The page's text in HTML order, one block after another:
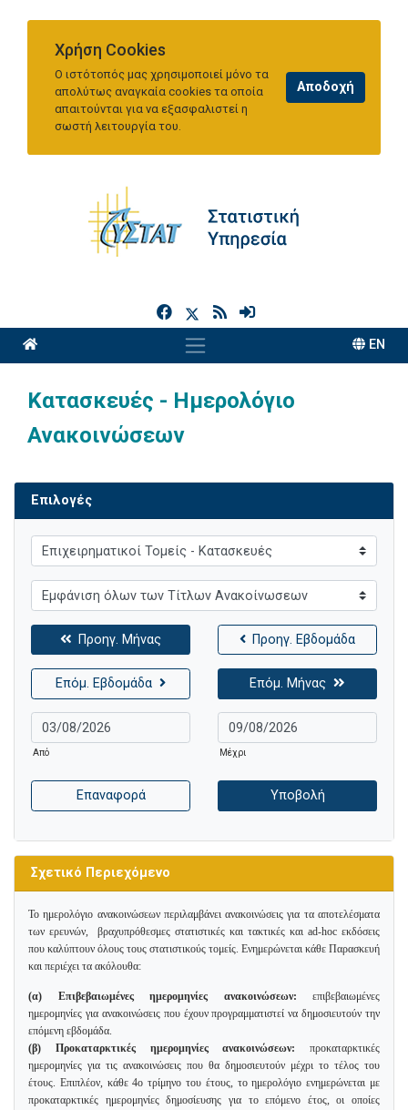
Χρήση Cookies
Ο ιστότοπός μας χρησιμοποιεί μόνο τα
απολύτως αναγκαία cookies τα οποία
απαιτούνται για να εξασφαλιστεί η
σωστή λειτουργία του.
h
EN
Κατασκευές - Ημερολόγιο
Ανακοινώσεων
Επιλογές
Προηγ. Μήνας Προηγ. Εβδομάδα
Επόμ. Εβδομάδα Επόμ. Μήνας
Από Μέχρι
Επαναφορά Υποβολή
Σχετικό Περιεχόμενο
Το ημερολόγιο ανακοινώσεων περιλαμβάνει ανακοινώσεις για τα αποτελέσματα
των ερευνών, βραχυπρόθεσμες στατιστικές και τακτικές και ad-hoc εκδόσεις
που καλύπτουν όλους τους στατιστικούς τομείς. Ενημερώνεται κάθε Παρασκευή
και περιέχει τα ακόλουθα:
(α) Επιβεβαιωμένες ημερομηνίες ανακοινώσεων: επιβεβαιωμένες
ημερομηνίες για ανακοινώσεις που έχουν προγραμματιστεί να δημοσιευτούν την
επόμενη εβδομάδα.
(β) Προκαταρκτικές ημερομηνίες ανακοινώσεων: προκαταρκτικές
ημερομηνίες για τις ανακοινώσεις που θα δημοσιευτούν μέχρι το τέλος του
έτους. Επιπλέον, κάθε 4ο τρίμηνο του έτους, το ημερολόγιο ενημερώνεται με
προκαταρκτικές ημερομηνίες δημοσίευσης για το επόμενο έτος, οι οποίες